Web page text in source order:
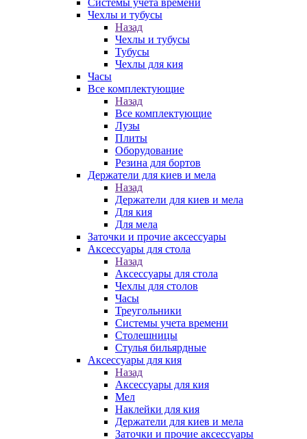
Системы учета времени
Чехлы и тубусы
Назад
Чехлы и тубусы
Тубусы
Чехлы для кия
Часы
Все комплектующие
Назад
Все комплектующие
Лузы
Плиты
Оборудование
Резина для бортов
Держатели для киев и мела
Назад
Держатели для киев и мела
Для кия
Для мела
Заточки и прочие аксессуары
Аксессуары для стола
Назад
Аксессуары для стола
Чехлы для столов
Часы
Треугольники
Системы учета времени
Столешницы
Стулья бильярдные
Аксессуары для кия
Назад
Аксессуары для кия
Мел
Наклейки для кия
Держатели для киев и мела
Заточки и прочие аксессуары